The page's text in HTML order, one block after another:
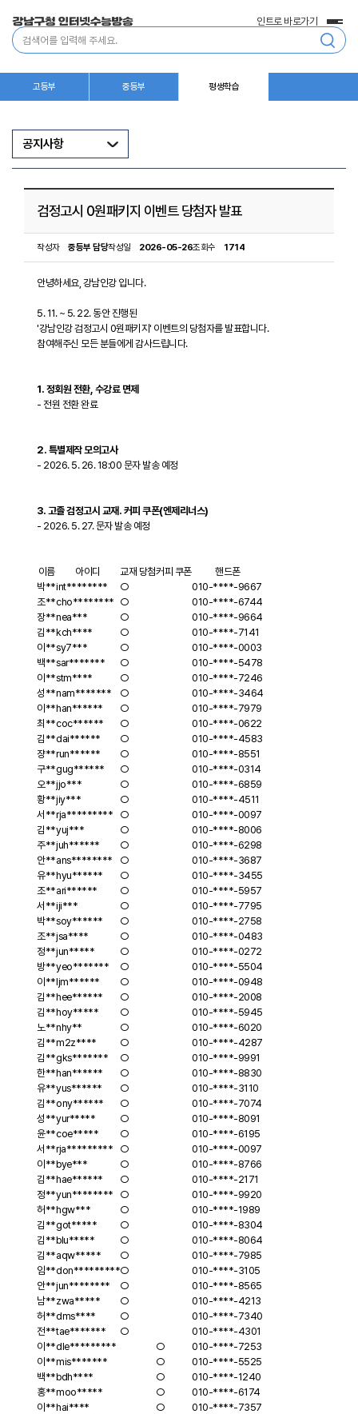
통
합
색
인트로 바로가기
전
체
메
고등부 중등부 평생학습
공지사항
검정고시 0원패키지 이벤트 당첨자 발표
작성자 중등부 담당작성일 2026-05-26조회수 1714
안녕하세요, 강남인강 입니다.
5. 11. ~ 5. 22. 동안 진행된
'강남인강 검정고시 0원패키지' 이벤트의 당첨자를 발표합니다.
참여해주신 모든 분들에게 감사드립니다.
1. 정회원 전환, 수강료 면제
- 전원 전환 완료
2. 특별제작 모의고사
- 2026. 5. 26. 18:00 문자 발송 예정
3. 고졸 검정고시 교재. 커피 쿠폰(엔제리너스)
- 2026. 5. 27. 문자 발송 예정
검
정
고
시
0
원
패
키
지
이
벤
트
당
첨
자
발
표
이름 아이디 교재 당첨커피 쿠폰
핸드폰
박**int******** ○
010-****-9667
조**cho******** ○
010-****-6744
장**nea*** ○
010-****-9664
김**kch**** ○
010-****-7141
이**sy7*** ○
010-****-0003
백**sar******* ○
010-****-5478
이**stm**** ○
010-****-7246
성**nam******* ○
010-****-3464
이**han****** ○
010-****-7979
최**coc****** ○
010-****-0622
김**dai****** ○
010-****-4583
쟝**run****** ○
010-****-8551
구**gug****** ○
010-****-0314
오**jjo*** ○
010-****-6859
황**jiy*** ○
010-****-4511
서**rja********* ○
010-****-0097
김**yuj*** ○
010-****-8006
주**juh****** ○
010-****-6298
안**ans******** ○
010-****-3687
유**hyu****** ○
010-****-3455
조**ari****** ○
010-****-5957
서**iji*** ○
010-****-7795
박**soy****** ○
010-****-2758
조**jsa**** ○
010-****-0483
정**jun***** ○
010-****-0272
방**yeo******* ○
010-****-5504
이**ljm****** ○
010-****-0948
김**hee****** ○
010-****-2008
김**hoy***** ○
010-****-5945
노**nhy** ○
010-****-6020
김**m2z**** ○
010-****-4287
김**gks******* ○
010-****-9991
한**han****** ○
010-****-8830
유**yus****** ○
010-****-3110
김**ony****** ○
010-****-7074
성**yur***** ○
010-****-8091
윤**coe***** ○
010-****-6195
서**rja********* ○
010-****-0097
이**bye*** ○
010-****-8766
김**hae****** ○
010-****-2171
정**yun******** ○
010-****-9920
허**hgw*** ○
010-****-1989
김**got***** ○
010-****-8304
김**blu***** ○
010-****-8064
김**aqw***** ○
010-****-7985
임**don*********○
010-****-3105
안**jun******** ○
010-****-8565
남**zwa***** ○
010-****-4213
허**dms**** ○
010-****-7340
전**tae******* ○
010-****-4301
이**dle********* ○
010-****-7253
이**mis******* ○
010-****-5525
백**bdh**** ○
010-****-1240
홍**moo***** ○
010-****-6174
이**hai**** ○
010-****-7357